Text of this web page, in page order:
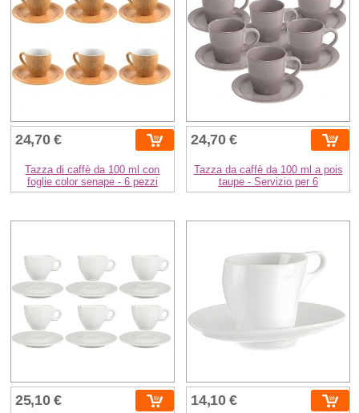
24,70 €
Tazza di caffè da 100 ml con
foglie color senape - 6 pezzi
24,70 €
Tazza da caffè da 100 ml a pois
taupe - Servizio per 6
25,10 € 14,10 €